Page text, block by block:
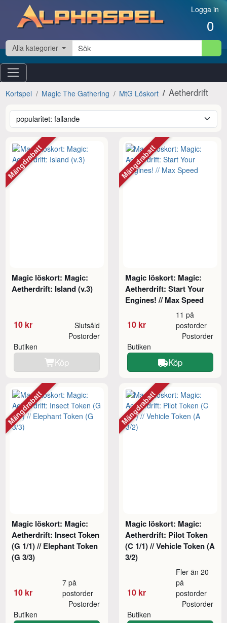
Hoppa till innehåll Logga in
0
Alla kategorier
Kortspel Magic The Gathering MtG Löskort Aetherdrift
Magic löskort: Magic:
Aetherdrift: Island (v.3)
10 kr Slutsåld
Butiken
Postorder
Köp
Mängdrabatt
Magic löskort: Magic:
Aetherdrift: Start Your
Engines! // Max Speed
10 kr
11 på
postorder
Butiken
Postorder
Köp
Mängdrabatt
Magic löskort: Magic:
Aetherdrift: Insect Token
(G 1/1) // Elephant Token
(G 3/3)
10 kr
7 på
postorder
Butiken
Postorder
Mängdrabatt
Magic löskort: Magic:
Aetherdrift: Pilot Token
(C 1/1) // Vehicle Token (A
3/2)
10 kr
Fler än 20
på
postorder
Butiken
Postorder
Mängdrabatt